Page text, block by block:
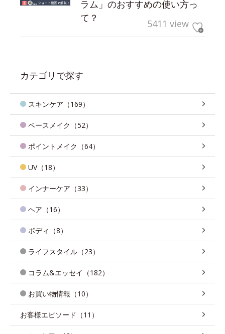
ラム」のおすすめの使い方っ
て？
5411 view
カテゴリで探す
スキンケア（169）
ベースメイク（52）
ポイントメイク（64）
UV（18）
インナーケア（33）
ヘア（16）
ボディ（8）
ライフスタイル（23）
コラム&エッセイ（182）
お買い物情報（10）
お客様エピソード（11）